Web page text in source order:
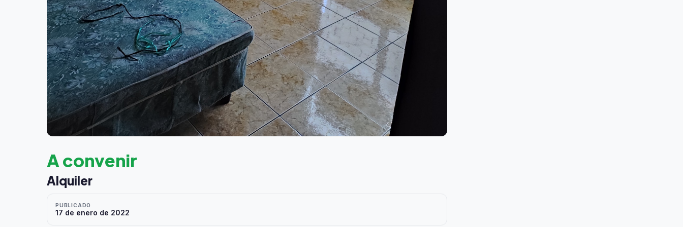
A convenir
Alquiler
PUBLICADO
17 de enero de 2022